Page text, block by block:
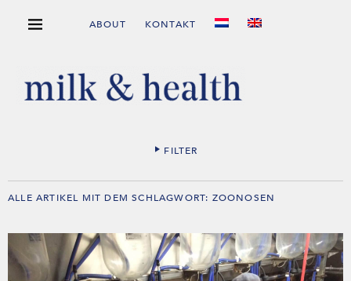
ABOUT KONTAKT
FILTER
ALLE ARTIKEL MIT DEM SCHLAGWORT: ZOONOSEN